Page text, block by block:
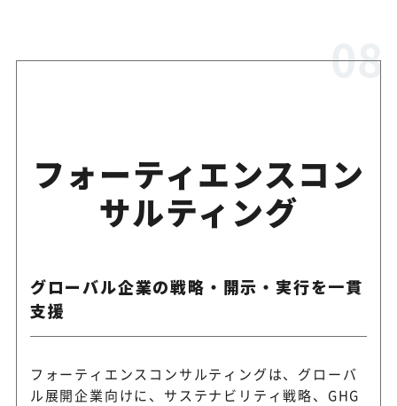
フォーティエンスコン
サルティング
グローバル企業の戦略・開示・実行を一貫
支援
フォーティエンスコンサルティングは、グローバ
ル展開企業向けに、サステナビリティ戦略、GHG